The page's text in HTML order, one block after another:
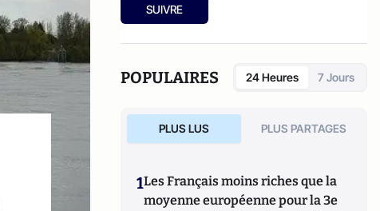
SUIVRE
POPULAIRES 24 Heures 7 Jours
PLUS LUS PLUS PARTAGES
1Les Français moins riches que la
moyenne européenne pour la 3e